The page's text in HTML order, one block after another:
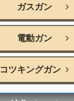
ガスガン
電動ガン
コツキングガン